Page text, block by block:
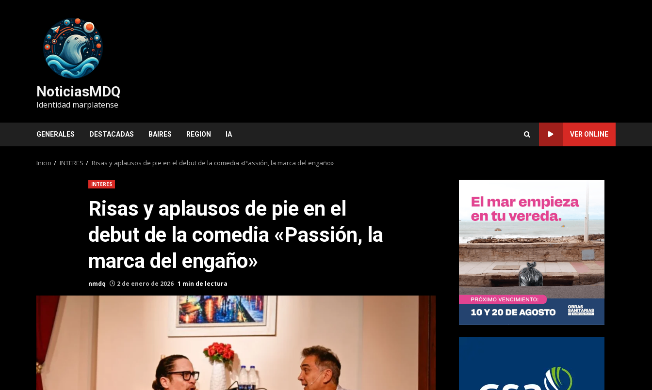
NoticiasMDQ
Identidad marplatense
GENERALES DESTACADAS BAIRES REGION IA VER ONLINE
Inicio INTERES Risas y aplausos de pie en el debut de la comedia «Passión, la marca del engaño»
INTERES
Risas y aplausos de pie en el
debut de la comedia «Passión, la
marca del engaño»
nmdq 2 de enero de 2026 1 min de lectura